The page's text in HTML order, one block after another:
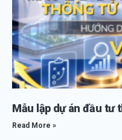
Mẫu lập dự án đầu tư
Read More »